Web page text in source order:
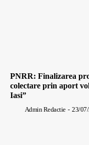
PNRR: Finalizarea
colectare prin aport
Iasi”
Admin Redactie - 23/